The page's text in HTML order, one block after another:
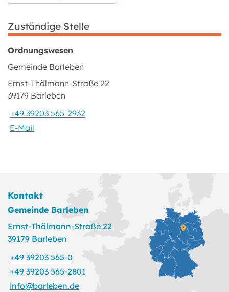
Zuständige Stelle
Ordnungswesen
Gemeinde Barleben
Ernst-Thälmann-Straße 22
39179 Barleben
+49 39203 565-2932
E-Mail
Kontakt
Gemeinde Barleben
Ernst-Thälmann-Straße 22
39179 Barleben
+49 39203 565-0
+49 39203 565-2801
info@barleben.de